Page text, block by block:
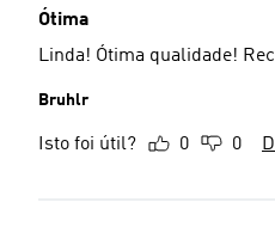
Ótima
Linda! Ótima qualidade!
Bruhlr
Isto foi útil? 0 0